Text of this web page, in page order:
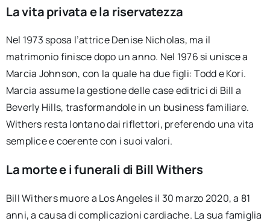
La vita privata e la riservatezza
Nel 1973 sposa l’attrice Denise Nicholas, ma il
matrimonio finisce dopo un anno. Nel 1976 si unisce a
Marcia Johnson, con la quale ha due figli: Todd e Kori.
Marcia assume la gestione delle case editrici di Bill a
Beverly Hills, trasformandole in un business familiare.
Withers resta lontano dai riflettori, preferendo una vita
semplice e coerente con i suoi valori.
La morte e i funerali di Bill Withers
Bill Withers muore a Los Angeles il 30 marzo 2020, a 81
anni, a causa di complicazioni cardiache. La sua famiglia